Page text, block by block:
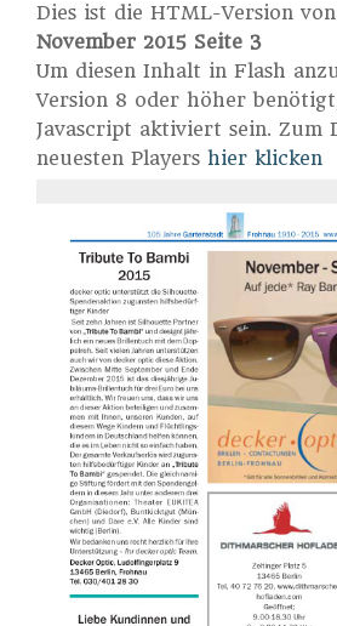
Dies ist die HTML-Version von
November 2015 Seite 3
Um diesen Inhalt in Flash
Version 8 oder höher
Javascript aktiviert sein. Zum
neuesten Players hier klicken